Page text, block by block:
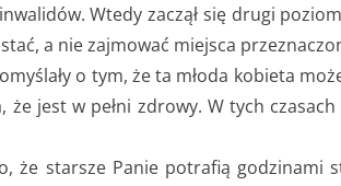
Wtedy zaczął się drugi
a nie zajmować miejsca
o tym, że ta młoda kobieta
że jest w pełni zdrowy. W tych
że starsze Panie potrafią godzinami